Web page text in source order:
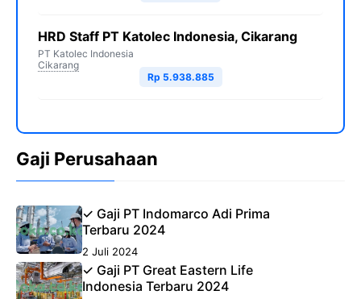
HRD Staff PT Katolec Indonesia, Cikarang
PT Katolec Indonesia
Cikarang
Rp 5.938.885
Gaji Perusahaan
✓ Gaji PT Indomarco Adi Prima
Terbaru 2024
2 Juli 2024
✓ Gaji PT Great Eastern Life
Indonesia Terbaru 2024